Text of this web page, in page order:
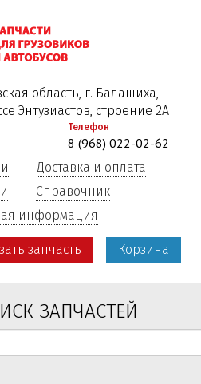
к
основному
область, г. Балашиха,
Энтузиастов, строение 2А
Телефон
8 (968) 022-02-62
Доставка и оплата
Справочник
информация
запчасть Корзина
ЗАПЧАСТЕЙ